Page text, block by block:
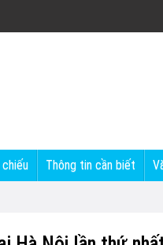
chiếu Thông tin cần biết